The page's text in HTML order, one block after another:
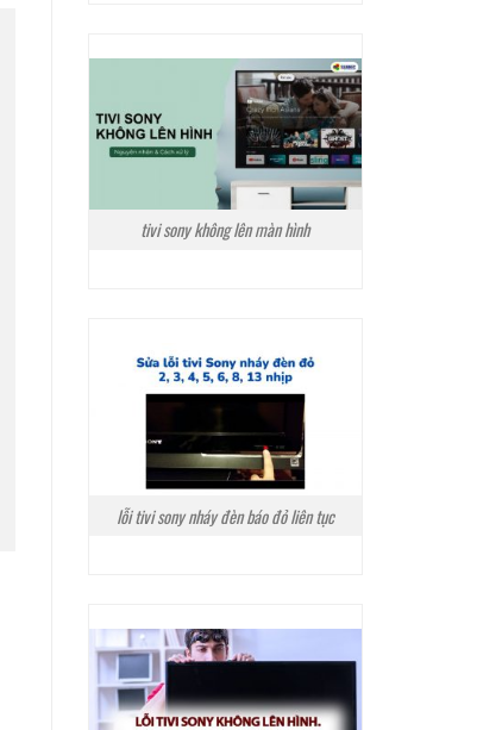
tivi sony không lên màn hình
lỗi tivi sony nháy đèn báo đỏ liên tục